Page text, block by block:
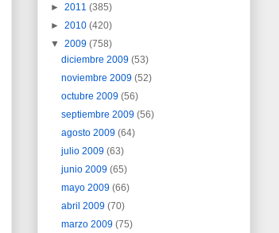
► 2011 (385)
► 2010 (420)
▼ 2009 (758)
diciembre 2009(53)
noviembre 2009(52)
octubre 2009(56)
septiembre 2009(56)
agosto 2009(64)
julio 2009(63)
junio 2009(65)
mayo 2009(66)
abril 2009(70)
marzo 2009(75)